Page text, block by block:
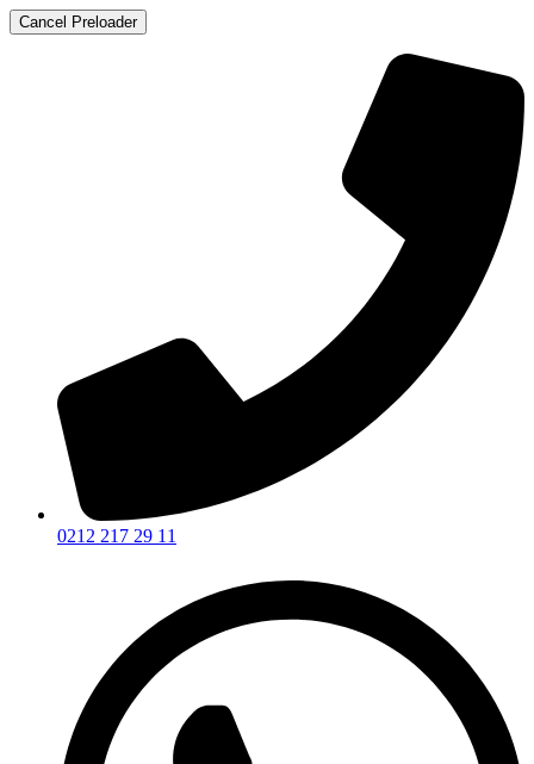
Cancel Preloader
0212 217 29 11